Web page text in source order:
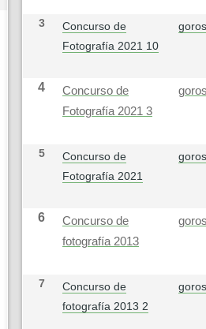
3
Concurso de
Fotografía 2021 10
4
Concurso de
Fotografía 2021 3
5
Concurso de
Fotografía 2021
6
Concurso de
fotografía 2013
7
Concurso de
fotografía 2013 2